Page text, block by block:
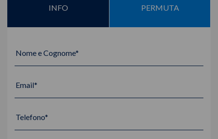
INFO PERMUTA
Nome e Cognome*
Email*
Telefono*